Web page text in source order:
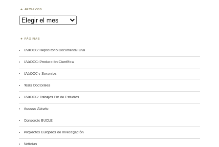
ARCHIVOS
Archivos
PÁGINAS
UVaDOC: Repositorio Documental UVa
UVaDOC: Producción Científica
UVaDOC y Sexenios
Tesis Doctorales
UVaDOC: Trabajos Fin de Estudios
Acceso Abierto
Consorcio BUCLE
Proyectos Europeos de Investigación
Noticias